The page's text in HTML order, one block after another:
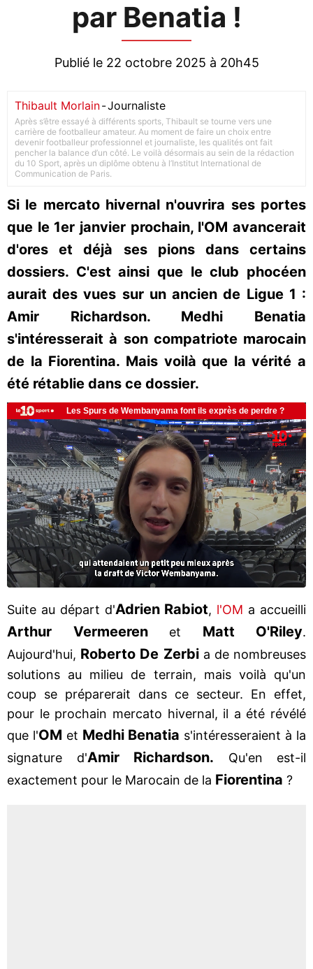
par Benatia !
Publié le 22 octobre 2025 à 20h45
Thibault Morlain-Journaliste
Après s’être essayé à différents sports, Thibault se tourne vers une
carrière de footballeur amateur. Au moment de faire un choix entre
devenir footballeur professionnel et journaliste, les qualités ont fait
pencher la balance d’un côté. Le voilà désormais au sein de la rédaction
du 10 Sport, après un diplôme obtenu à l’Institut International de
Communication de Paris.
Si le mercato hivernal n'ouvrira ses portes
que le 1er janvier prochain, l'OM avancerait
d'ores et déjà ses pions dans certains
dossiers. C'est ainsi que le club phocéen
aurait des vues sur un ancien de Ligue 1 :
Amir Richardson. Medhi Benatia
s'intéresserait à son compatriote marocain
de la Fiorentina. Mais voilà que la vérité a
été rétablie dans ce dossier.
Suite au départ d'Adrien Rabiot, l'OM a accueilli
Arthur Vermeerenet Matt O'Riley.
Aujourd'hui, Roberto De Zerbia de nombreuses
solutions au milieu de terrain, mais voilà qu'un
coup se préparerait dans ce secteur. En effet,
pour le prochain mercato hivernal, il a été révélé
que l'OM et Medhi Benatia s'intéresseraient à la
signature d'Amir Richardson. Qu'en est-il
exactement pour le Marocain de la Fiorentina ?